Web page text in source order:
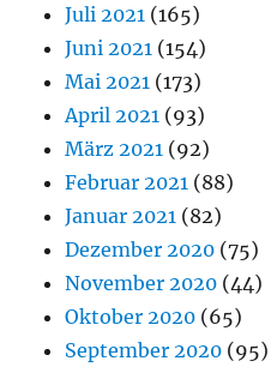
Juli 2021 (165)
Juni 2021 (154)
Mai 2021 (173)
April 2021 (93)
März 2021 (92)
Februar 2021 (88)
Januar 2021 (82)
Dezember 2020 (75)
November 2020 (44)
Oktober 2020 (65)
September 2020 (95)